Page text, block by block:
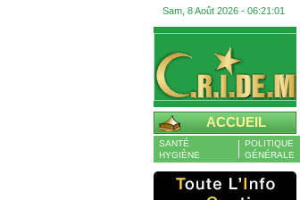
Sam, 8 Août 2026 - 06:21:02
ACCUEIL
SANTÉ
HYGIÈNE
POLITIQUE
GÉNÉRALE